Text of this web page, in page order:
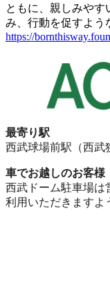
ともに、親しみや
み、行動を促すよう
https://
最寄り駅
西武球場前駅（西武
車でお越しのお客様
西武ドーム駐車場は
利用いただきますよ